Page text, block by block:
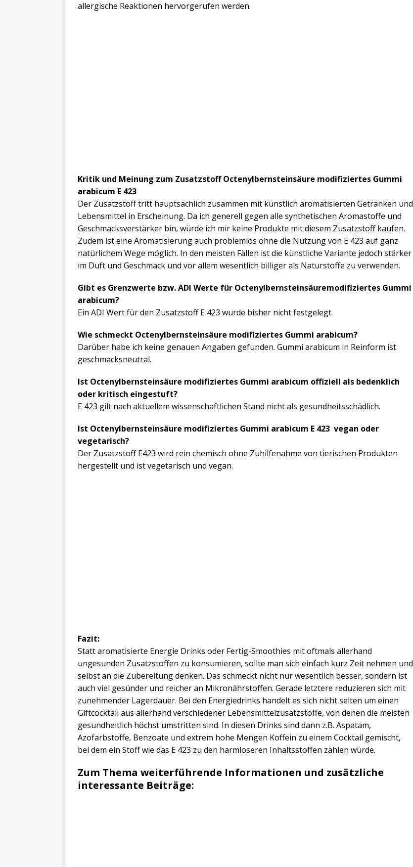
allergische Reaktionen hervorgerufen werden.
Kritik und Meinung zum Zusatzstoff Octenylbernsteinsäure modifiziertes Gummi
arabicum E 423
Der Zusatzstoff tritt hauptsächlich zusammen mit künstlich aromatisierten Getränken und
Lebensmittel in Erscheinung. Da ich generell gegen alle synthetischen Aromastoffe und
Geschmacksverstärker bin, würde ich mir keine Produkte mit diesem Zusatzstoff kaufen.
Zudem ist eine Aromatisierung auch problemlos ohne die Nutzung von E 423 auf ganz
natürlichem Wege möglich. In den meisten Fällen ist die künstliche Variante jedoch stärker
im Duft und Geschmack und vor allem wesentlich billiger als Naturstoffe zu verwenden.
Gibt es Grenzwerte bzw. ADI Werte für Octenylbernsteinsäuremodifiziertes Gummi
arabicum?
Ein ADI Wert für den Zusatzstoff E 423 wurde bisher nicht festgelegt.
Wie schmeckt Octenylbernsteinsäure modifiziertes Gummi arabicum?
Darüber habe ich keine genauen Angaben gefunden. Gummi arabicum in Reinform ist
geschmacksneutral.
Ist Octenylbernsteinsäure modifiziertes Gummi arabicum offiziell als bedenklich
oder kritisch eingestuft?
E 423 gilt nach aktuellem wissenschaftlichen Stand nicht als gesundheitsschädlich.
Ist Octenylbernsteinsäure modifiziertes Gummi arabicum E 423 vegan oder
vegetarisch?
Der Zusatzstoff E423 wird rein chemisch ohne Zuhilfenahme von tierischen Produkten
hergestellt und ist vegetarisch und vegan.
Fazit:
Statt aromatisierte Energie Drinks oder Fertig-Smoothies mit oftmals allerhand
ungesunden Zusatzstoffen zu konsumieren, sollte man sich einfach kurz Zeit nehmen und
selbst an die Zubereitung denken. Das schmeckt nicht nur wesentlich besser, sondern ist
auch viel gesünder und reicher an Mikronährstoffen. Gerade letztere reduzieren sich mit
zunehmender Lagerdauer. Bei den Energiedrinks handelt es sich nicht selten um einen
Giftcocktail aus allerhand verschiedener Lebensmittelzusatzstoffe, von denen die meisten
gesundheitlich höchst umstritten sind. In diesen Drinks sind dann z.B. Aspatam,
Azofarbstoffe, Benzoate und extrem hohe Mengen Koffein zu einem Cocktail gemischt,
bei dem ein Stoff wie das E 423 zu den harmloseren Inhaltsstoffen zählen würde.
Zum Thema weiterführende Informationen und zusätzliche
interessante Beiträge: